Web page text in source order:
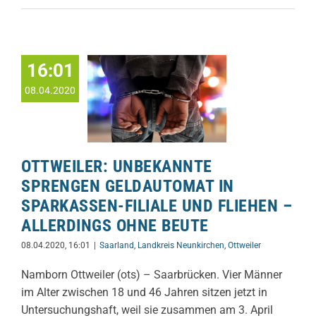
16:01
08.04.2020
OTTWEILER: UNBEKANNTE
SPRENGEN GELDAUTOMAT IN
SPARKASSEN-FILIALE UND FLIEHEN –
ALLERDINGS OHNE BEUTE
08.04.2020, 16:01 Saarland, Landkreis Neunkirchen, Ottweiler
Namborn Ottweiler (ots) – Saarbrücken. Vier Männer
im Alter zwischen 18 und 46 Jahren sitzen jetzt in
Untersuchungshaft, weil sie zusammen am 3. April